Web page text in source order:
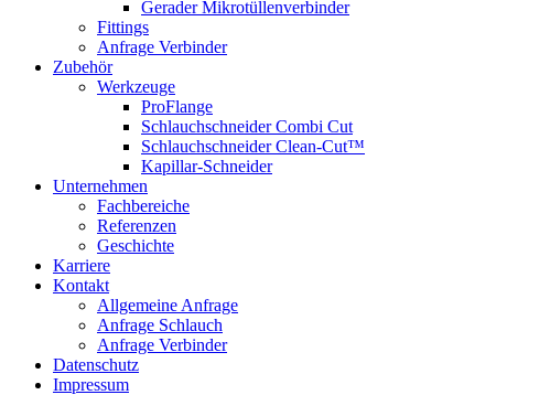
Gerader Mikrotüllenverbinder
Fittings
Anfrage Verbinder
Zubehör
Werkzeuge
ProFlange
Schlauchschneider Combi Cut
Schlauchschneider Clean-Cut™
Kapillar-Schneider
Unternehmen
Fachbereiche
Referenzen
Geschichte
Karriere
Kontakt
Allgemeine Anfrage
Anfrage Schlauch
Anfrage Verbinder
Datenschutz
Impressum